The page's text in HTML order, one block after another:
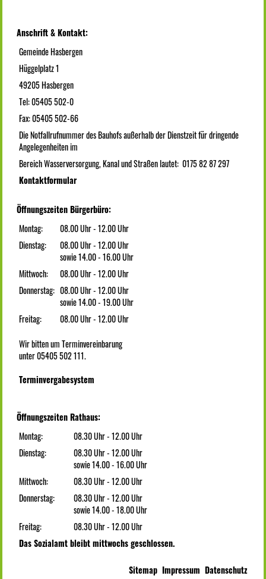
Anschrift & Kontakt:
Gemeinde Hasbergen
Hüggelplatz 1
49205 Hasbergen
Tel: 05405 502-0
Fax: 05405 502-66
Die Notfallrufnummer des Bauhofs außerhalb der Dienstzeit für dringende
Angelegenheiten im
Bereich Wasserversorgung, Kanal und Straßen lautet: 0175 82 87 297
Kontaktformular
Öffnungszeiten Bürgerbüro:
Montag:
08.00 Uhr - 12.00 Uhr
Dienstag:
08.00 Uhr - 12.00 Uhr
sowie 14.00 - 16.00 Uhr
Mittwoch:
08.00 Uhr - 12.00 Uhr
Donnerstag: 08.00 Uhr - 12.00 Uhr
sowie 14.00 - 19.00 Uhr
Freitag:
08.00 Uhr - 12.00 Uhr
Wir bitten um Terminvereinbarung
unter 05405 502 111.
Terminvergabesystem
Öffnungszeiten Rathaus:
Montag:
08.30 Uhr - 12.00 Uhr
Dienstag:
08.30 Uhr - 12.00 Uhr
sowie 14.00 - 16.00 Uhr
Mittwoch:
08.30 Uhr - 12.00 Uhr
Donnerstag:
08.30 Uhr - 12.00 Uhr
sowie 14.00 - 18.00 Uhr
Freitag:
08.30 Uhr - 12.00 Uhr
Das Sozialamt bleibt mittwochs geschlossen.
Sitemap Impressum Datenschutz